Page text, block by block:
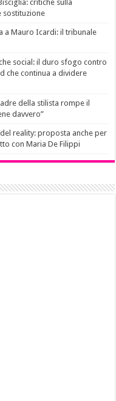
critiche sulla
sostituzione
a Mauro Icardi: il tribunale
social: il duro sfogo contro
che continua a dividere
della stilista rompe il
davvero”
reality: proposta anche per
con Maria De Filippi